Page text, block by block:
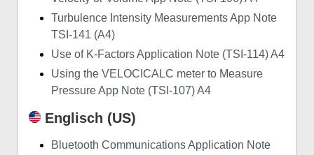
Turbulence Intensity Measurements App Note
TSI-141 (A4)
Use of K-Factors Application Note (TSI-114) A4
Using the VELOCICALC meter to Measure
Pressure App Note (TSI-107) A4
Englisch (US)
Bluetooth Communications Application Note